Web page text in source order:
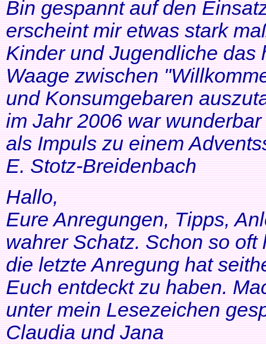
Bin gespannt auf den
erscheint mir etwas stark
Kinder und Jugendliche das
Waage zwischen
und Konsumgebaren
im Jahr 2006 war
als Impuls zu einem
E. Stotz-Breidenbach
Hallo,
Eure Anregungen, Tipps,
wahrer Schatz. Schon so
die letzte Anregung hat
Euch entdeckt zu haben.
unter mein Lesezeichen
Claudia und Jana